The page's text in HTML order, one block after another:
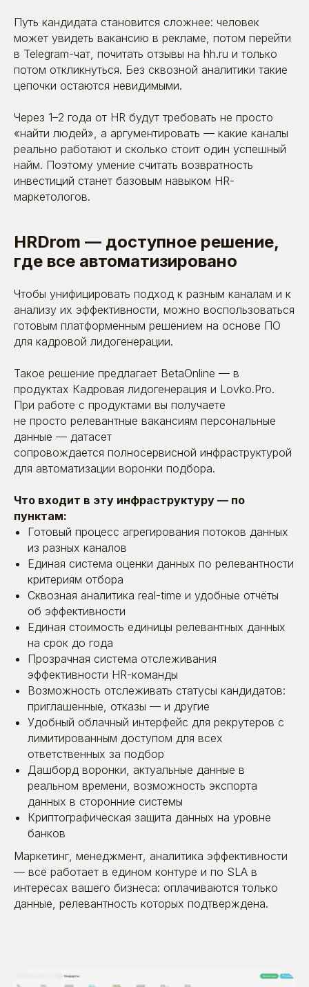
Путь кандидата становится сложнее: человек
может увидеть вакансию в рекламе, потом перейти
в Telegram-чат, почитать отзывы на hh.ru и только
потом откликнуться. Без сквозной аналитики такие
цепочки остаются невидимыми.
Через 1–2 года от HR будут требовать не просто
«найти людей», а аргументировать — какие каналы
реально работают и сколько стоит один успешный
найм. Поэтому умение считать возвратность
инвестиций станет базовым навыком HR-
маркетологов.
HRDrom — доступное решение,
где все автоматизировано
Чтобы унифицировать подход к разным каналам и к
анализу их эффективности, можно воспользоваться
готовым платформенным решением на основе ПО
для кадровой лидогенерации.
Такое решение предлагает BetaOnline — в
продуктах Кадровая лидогенерация и Lovko.Pro.
При работе с продуктами вы получаете
не просто релевантные вакансиям персональные
данные — датасет
сопровождается полносервисной инфраструктурой
для автоматизации воронки подбора.
Что входит в эту инфраструктуру — по
пунктам:
Готовый процесс агрегирования потоков данных
из разных каналов
Единая система оценки данных по релевантности
критериям отбора
Сквозная аналитика real-time и удобные отчёты
об эффективности
Единая стоимость единицы релевантных данных
на срок до года
Прозрачная система отслеживания
эффективности HR-команды
Возможность отслеживать статусы кандидатов:
приглашенные, отказы — и другие
Удобный облачный интерфейс для рекрутеров с
лимитированным доступом для всех
ответственных за подбор
Дашборд воронки, актуальные данные в
реальном времени, возможность экспорта
данных в сторонние системы
Криптографическая защита данных на уровне
банков
Маркетинг, менеджмент, аналитика эффективности
— всё работает в едином контуре и по SLA в
интересах вашего бизнеса: оплачиваются только
данные, релевантность которых подтверждена.
лидогенерация не работает:
семь сценариев от эксперта
1.10.2025
Время прочтения: ~ 9 минут
Рейтинги
и сертификаты
У нас молодой рынок — и отдельных рейтингов
для HR-маркетинга пока просто нет. Приходится
выходить в общий топ digital-агентств
Поговорим?
Оставьте заявку. Позвоним, расскажем
быть полезными